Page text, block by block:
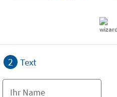
2 Text